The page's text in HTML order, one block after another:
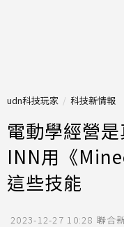
udn科技玩家 科技新情報
電動學經營
INN用《
這些技能
2023-12-27 10:28 聯合